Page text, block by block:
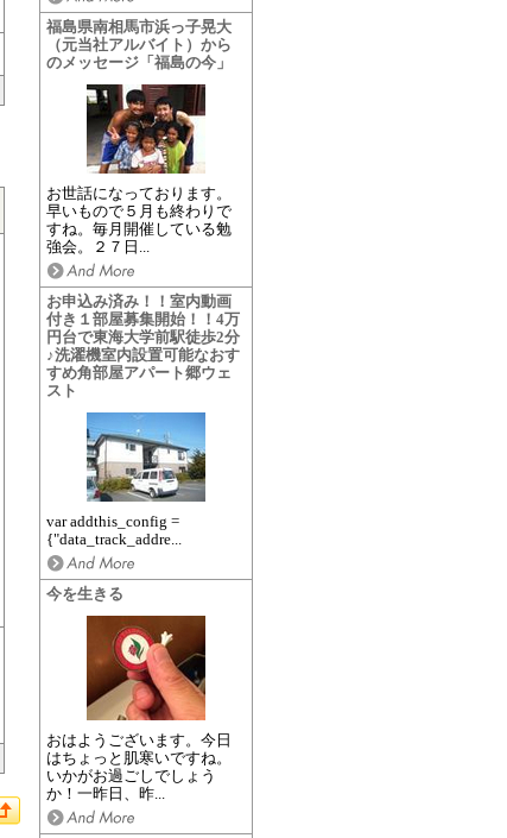
福島県南相馬市浜っ子晃大
（元当社アルバイト）から
のメッセージ「福島の今」
お世話になっております。
早いもので５月も終わりで
すね。毎月開催している勉
強会。２７日...
お申込み済み！！室内動画
付き１部屋募集開始！！4万
円台で東海大学前駅徒歩2分
♪洗濯機室内設置可能なおす
すめ角部屋アパート郷ウェ
スト
var addthis_config =
{"data_track_addre...
今を生きる
おはようございます。今日
はちょっと肌寒いですね。
いかがお過ごしでしょう
か！一昨日、昨...